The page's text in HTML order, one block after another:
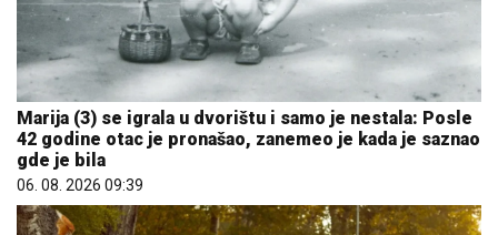
Marija (3) se igrala u dvorištu i samo je nestala: Posle
42 godine otac je pronašao, zanemeo je kada je saznao
gde je bila
06. 08. 2026 09:39